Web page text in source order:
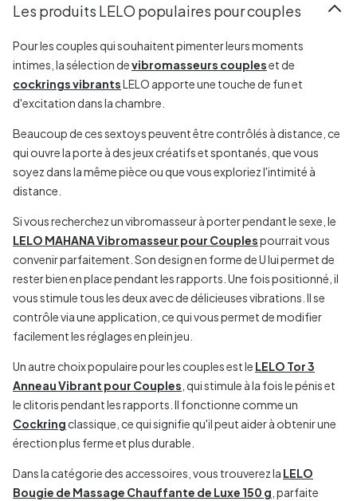
Les produits LELO populaires pour couples
Pour les couples qui souhaitent pimenter leurs moments
intimes, la sélection devibromasseurs coupleset de
cockrings vibrantsLELO apporte une touche de fun et
d'excitation dans la chambre.
Beaucoup de ces sextoys peuvent être contrôlés à distance, ce
qui ouvre la porte à des jeux créatifs et spontanés, que vous
soyez dans la même pièce ou que vous exploriez l'intimité à
distance.
Si vous recherchez un vibromasseur à porter pendant le sexe, le
LELO MAHANA Vibromasseur pour Couplespourrait vous
convenir parfaitement. Son design en forme de U lui permet de
rester bien en place pendant les rapports. Une fois positionné, il
vous stimule tous les deux avec de délicieuses vibrations. Il se
contrôle via une application, ce qui vous permet de modifier
facilement les réglages en plein jeu.
Un autre choix populaire pour les couples est le LELO Tor 3
Anneau Vibrant pour Couples , qui stimule à la fois le pénis et
le clitoris pendant les rapports. Il fonctionne comme un
Cockring classique, ce qui signifie qu'il peut aider à obtenir une
érection plus ferme et plus durable.
Dans la catégorie des accessoires, vous trouverez la LELO
Bougie de Massage Chauffante de Luxe 150 g , parfaite